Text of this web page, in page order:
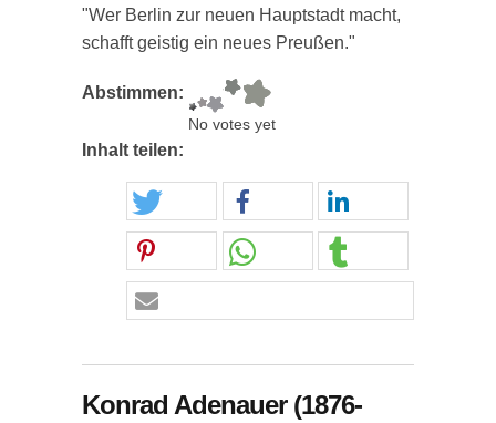
"Wer Berlin zur neuen Hauptstadt macht,
schafft geistig ein neues Preußen."
Abstimmen:
No votes yet
Inhalt teilen:
Konrad Adenauer (1876-